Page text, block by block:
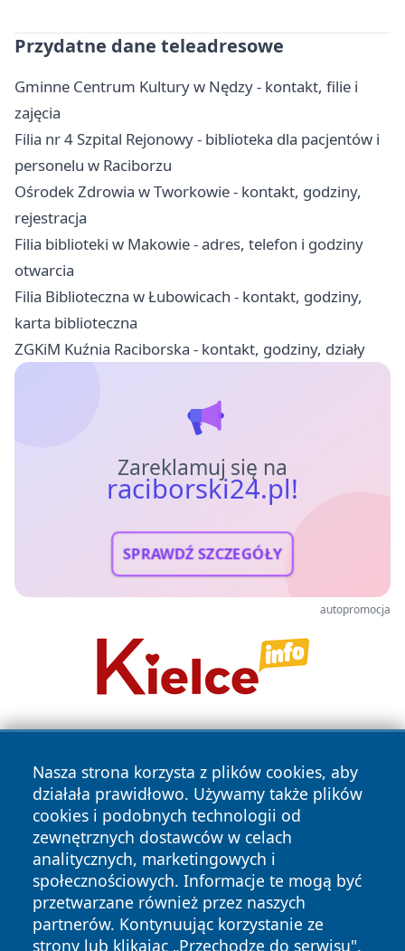
Przydatne dane teleadresowe
Gminne Centrum Kultury w Nędzy - kontakt, filie i
zajęcia
Filia nr 4 Szpital Rejonowy - biblioteka dla pacjentów i
personelu w Raciborzu
Ośrodek Zdrowia w Tworkowie - kontakt, godziny,
rejestracja
Filia biblioteki w Makowie - adres, telefon i godziny
otwarcia
Filia Biblioteczna w Łubowicach - kontakt, godziny,
karta biblioteczna
ZGKiM Kuźnia Raciborska - kontakt, godziny, działy
Zareklamuj się na
raciborski24.pl!
SPRAWDŹ SZCZEGÓŁY
autopromocja
Nasza strona korzysta z plików cookies, aby
działała prawidłowo. Używamy także plików
cookies i podobnych technologii od
zewnętrznych dostawców w celach
analitycznych, marketingowych i
społecznościowych. Informacje te mogą być
przetwarzane również przez naszych
partnerów. Kontynuując korzystanie ze
strony lub klikając „Przechodzę do serwisu",
Copyright © 2026 raciborski24.pl Wszystkie prawa
zastrzeżone.
News Autorzy
Polityka
Prywatności
Polityka
Cookies